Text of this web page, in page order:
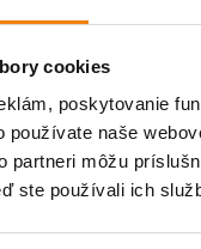
cookies
poskytovanie
používate naše
partneri môžu
ste používali ich
rozpätím, ktoré
jednoznačný
suroviny.